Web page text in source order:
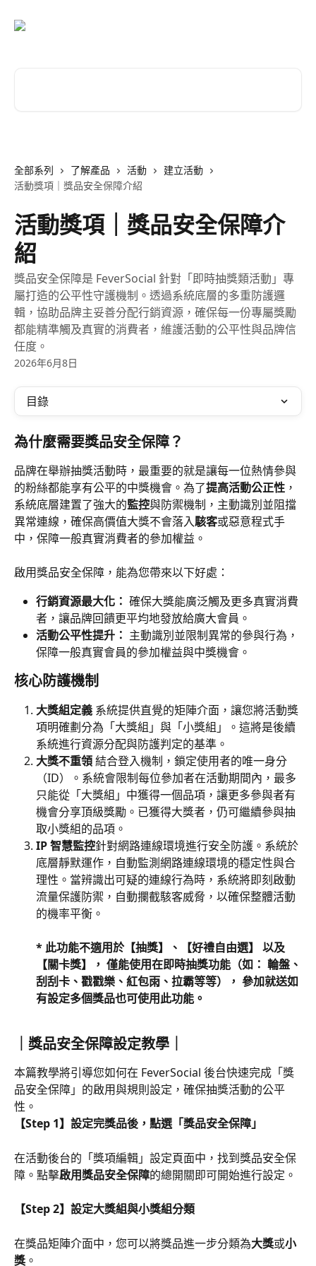
全部系列 了解產品 活動
建立活動
活動獎項｜獎品安全保障介紹
活動獎項｜獎品安全保障介
紹
獎品安全保障是 FeverSocial 針對「即時抽獎類活動」專
屬打造的公平性守護機制。透過系統底層的多重防護邏
輯，協助品牌主妥善分配行銷資源，確保每一份專屬獎勵
都能精準觸及真實的消費者，維護活動的公平性與品牌信
任度。
2026年6月8日
目錄
為什麼需要獎品安全保障？
品牌在舉辦抽獎活動時，最重要的就是讓每一位熱情參與
的粉絲都能享有公平的中獎機會。為了提高活動公正性 ，
系統底層建置了強大的監控與防禦機制，主動識別並阻擋
異常連線，確保高價值大獎不會落入駭客或惡意程式手
中，保障一般真實消費者的參加權益。
啟用獎品安全保障，能為您帶來以下好處：
行銷資源最大化： 確保大獎能廣泛觸及更多真實消費
者，讓品牌回饋更平均地發放給廣大會員。
活動公平性提升： 主動識別並限制異常的參與行為，
保障一般真實會員的參加權益與中獎機會。
核心防護機制
大獎組定義 系統提供直覺的矩陣介面，讓您將活動獎
項明確劃分為「大獎組」與「小獎組」。這將是後續
系統進行資源分配與防護判定的基準。
大獎不重領 結合登入機制，鎖定使用者的唯一身分
（ID）。系統會限制每位參加者在活動期間內，最多
只能從「大獎組」中獲得一個品項，讓更多參與者有
機會分享頂級獎勵。已獲得大獎者，仍可繼續參與抽
取小獎組的品項。
IP 智慧監控針對網路連線環境進行安全防護。系統於
底層靜默運作，自動監測網路連線環境的穩定性與合
理性。當辨識出可疑的連線行為時，系統將即刻啟動
流量保護防禦，自動攔截駭客威脅，以確保整體活動
的機率平衡。
* 此功能不適用於【抽獎】、【好禮自由選】 以及
【關卡獎】， 僅能使用在即時抽獎功能（如： 輪盤、
刮刮卡、戳戳樂、紅包雨、拉霸等等）， 參加就送如
有設定多個獎品也可使用此功能。
｜獎品安全保障設定教學｜
本篇教學將引導您如何在 FeverSocial 後台快速完成「獎
品安全保障」的啟用與規則設定，確保抽獎活動的公平
性。
【Step 1】設定完獎品後，點選「獎品安全保障」
在活動後台的「獎項編輯」設定頁面中，找到獎品安全保
障。點擊啟用獎品安全保障的總開關即可開始進行設定。
【Step 2】設定大獎組與小獎組分類
在獎品矩陣介面中，您可以將獎品進一步分類為大獎或小
獎 。